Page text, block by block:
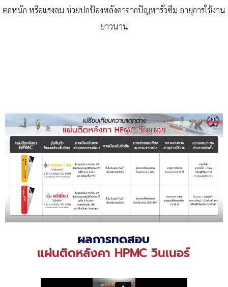
ตกหนัก หรือแรงลม ช่วยปกป้องหลังคาจากปัญหารั่วซึม อายุการใช้งาน
ยาวนาน
ผลการทดสอบ
แผ่นติดหลังคา HPMC วินเนอร์